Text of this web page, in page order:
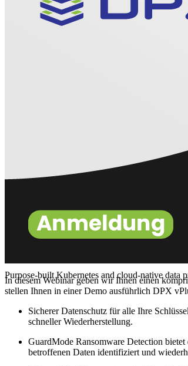
Purpose-built Kubernetes and cloud-native data
In diesem Webinar geben wir Ihnen einen
stellen Ihnen in einer Demo ausführlich DPX
Sicherer Datenschutz für alle Ihre
schneller Wiederherstellung.
GuardMode Ransomware Detection
betroffenen Daten identifiziert und